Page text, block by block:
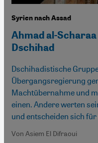
Syrien nach Assad
Ahmad al-
Dschihad
Dschihadistische
Übergangsregierung
Machtübernahme und
einen. Andere werten
und entscheiden sich für
Von Asiem El Difraoui